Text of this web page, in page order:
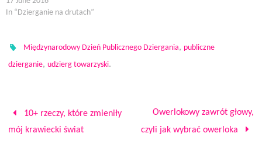
)
) w
In “Dzierganie na drutach”
Międzynarodowy Dzień Publicznego Dziergania, publiczne
dzierganie, udzierg towarzyski.
10+ rzeczy, które zmieniły
mój krawiecki świat
Owerlokowy zawrót głowy,
czyli jak wybrać owerloka